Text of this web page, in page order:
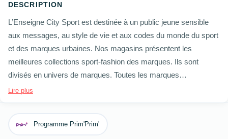
DESCRIPTION
L’Enseigne City Sport est destinée à un public jeune sensible
aux messages, au style de vie et aux codes du monde du sport
et des marques urbaines. Nos magasins présentent les
meilleures collections sport-fashion des marques. Ils sont
divisés en univers de marques. Toutes les marques
généralistes (Nike, Adidas, Reebok, Puma), ou spécialistes
Lire plus
Programme Prim'Prim'